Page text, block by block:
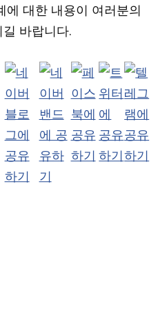
에 대한 내용이 여러분의
바랍니다.